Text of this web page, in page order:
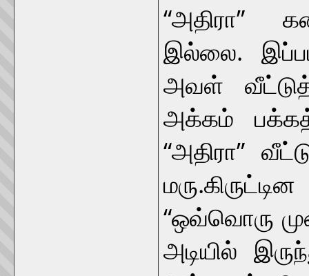
“அதிரா”
இல்லை.
அவள் வீட்டுத்
அக்கம்
“அதிரா”
“ஒவ்வொரு
அடியில்